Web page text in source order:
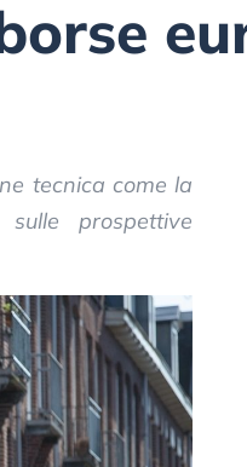
tecnica come la
prospettive